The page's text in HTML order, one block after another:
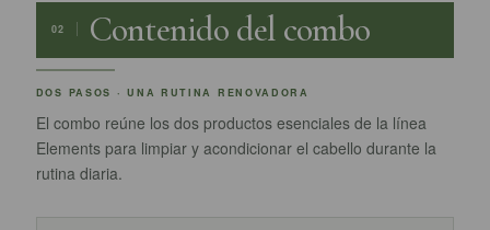
02 Contenido del combo
DOS PASOS · UNA RUTINA RENOVADORA
El combo reúne los dos productos esenciales de la línea
Elements para limpiar y acondicionar el cabello durante la
rutina diaria.